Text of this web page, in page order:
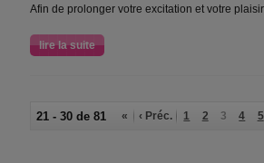
Afin de prolonger votre excitation et votre
lire la suite
21 - 30 de 81 « ‹ Préc. 1 2 3 4 5